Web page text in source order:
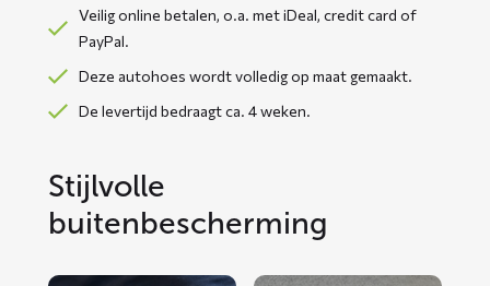
Veilig online betalen, o.a. met iDeal, credit card of
PayPal.
Deze autohoes wordt volledig op maat gemaakt.
De levertijd bedraagt ca. 4 weken.
Stijlvolle
buitenbescherming